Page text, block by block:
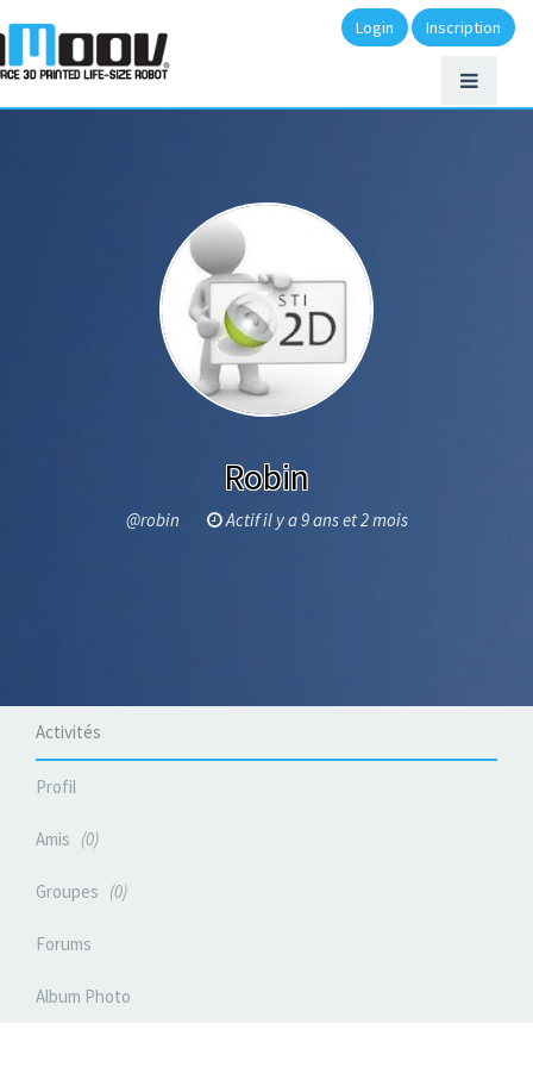
Login Inscription
Robin
@robin Actif il y a 9 ans et 2 mois
Activités
Profil
Amis 0
Groupes 0
Forums
Album Photo